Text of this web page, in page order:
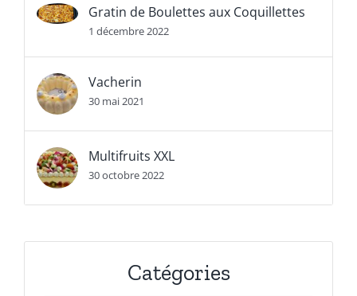
Gratin de Boulettes aux Coquillettes
1 décembre 2022
Vacherin
30 mai 2021
Multifruits XXL
30 octobre 2022
Catégories